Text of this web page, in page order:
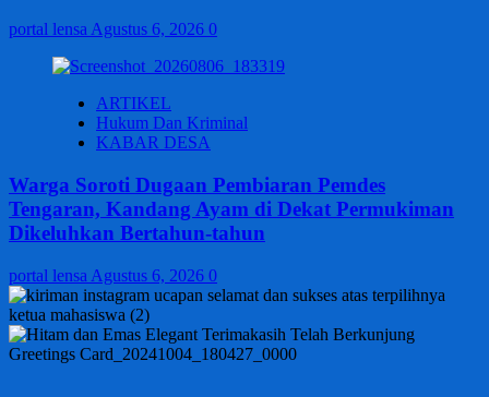
portal lensa Agustus 6, 2026 0
ARTIKEL
Hukum Dan Kriminal
KABAR DESA
Warga Soroti Dugaan Pembiaran Pemdes
Tengaran, Kandang Ayam di Dekat Permukiman
Dikeluhkan Bertahun-tahun
portal lensa Agustus 6, 2026 0